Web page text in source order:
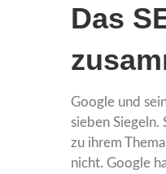
Das
Google und
sieben Siegeln.
zu ihrem
nicht. Google